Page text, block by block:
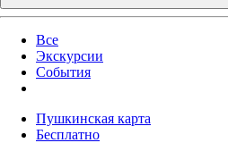
Все
Экскурсии
События
Пушкинская карта
Бесплатно